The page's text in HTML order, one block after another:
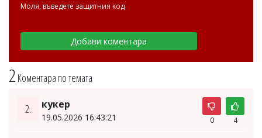
2 Коментара по темата
2. кукер
19.05.2026 16:43:21 0 4
Моля, въведете защитния код